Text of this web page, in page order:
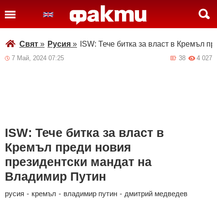
Свят » Русия » ISW: Тече битка за власт в Кремъл
7 Май, 2024 07:25 4 027
38
ISW: Тече битка за власт в
Кремъл преди новия
президентски мандат на
Владимир Путин
русия - кремъл - владимир путин - дмитрий медведев